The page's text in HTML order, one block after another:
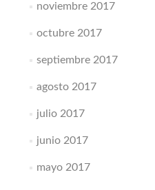
noviembre 2017
octubre 2017
septiembre 2017
agosto 2017
julio 2017
junio 2017
mayo 2017